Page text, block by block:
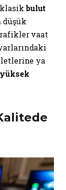
klasikbulut
düşük
vaat
ya
yüksek